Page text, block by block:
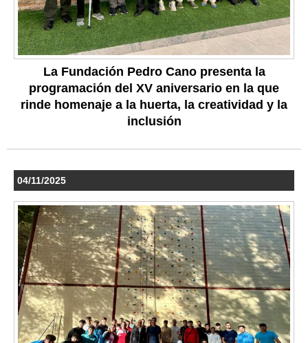
La Fundación Pedro Cano presenta la
programación del XV aniversario en la que
rinde homenaje a la huerta, la creatividad y la
inclusión
04/11/2025